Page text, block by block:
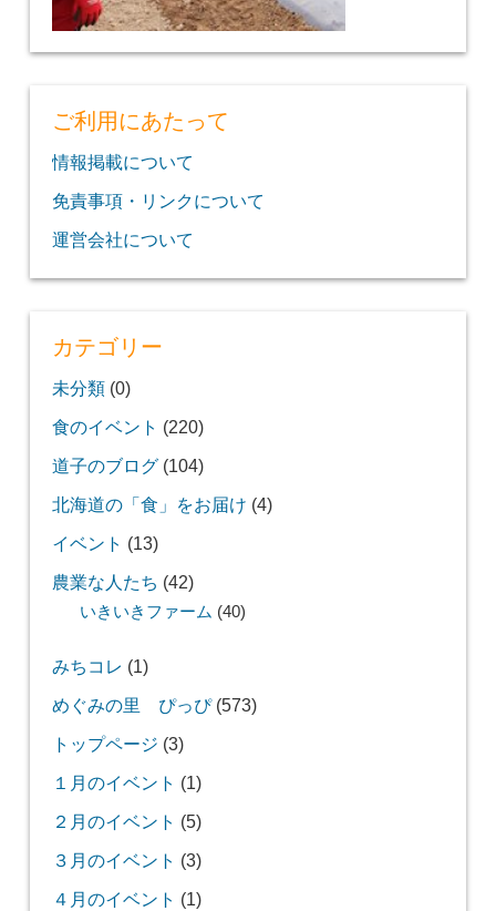
ご利用にあたって
情報掲載について
免責事項・リンクについて
運営会社について
カテゴリー
未分類(0)
食のイベント (220)
道子のブログ(104)
北海道の「食」をお届け (4)
イベント (13)
農業な人たち (42)
いきいきファーム (40)
みちコレ (1)
めぐみの里 ぴっぴ(573)
トップページ (3)
１月のイベント (1)
２月のイベント (5)
３月のイベント (3)
４月のイベント (1)